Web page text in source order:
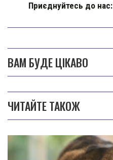
Приєднуйтесь до нас:
ВАМ БУДЕ ЦІКАВО
ЧИТАЙТЕ ТАКОЖ